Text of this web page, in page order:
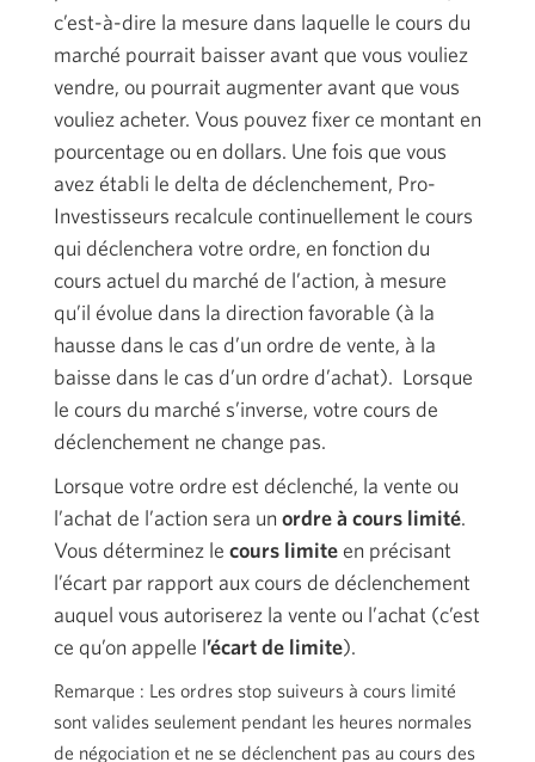
c’est-à-dire la mesure dans laquelle le cours du
marché pourrait baisser avant que vous vouliez
vendre, ou pourrait augmenter avant que vous
vouliez acheter. Vous pouvez fixer ce montant en
pourcentage ou en dollars. Une fois que vous
avez établi le delta de déclenchement, Pro-
Investisseurs recalcule continuellement le cours
qui déclenchera votre ordre, en fonction du
cours actuel du marché de l’action, à mesure
qu’il évolue dans la direction favorable (à la
hausse dans le cas d’un ordre de vente, à la
baisse dans le cas d’un ordre d’achat). Lorsque
le cours du marché s’inverse, votre cours de
déclenchement ne change pas.
Lorsque votre ordre est déclenché, la vente ou
l’achat de l’action sera un ordre à cours limité.
Vous déterminez le cours limite en précisant
l’écart par rapport aux cours de déclenchement
auquel vous autoriserez la vente ou l’achat (c’est
ce qu’on appelle l’écart de limite).
Remarque : Les ordres stop suiveurs à cours limité
sont valides seulement pendant les heures normales
de négociation et ne se déclenchent pas au cours des